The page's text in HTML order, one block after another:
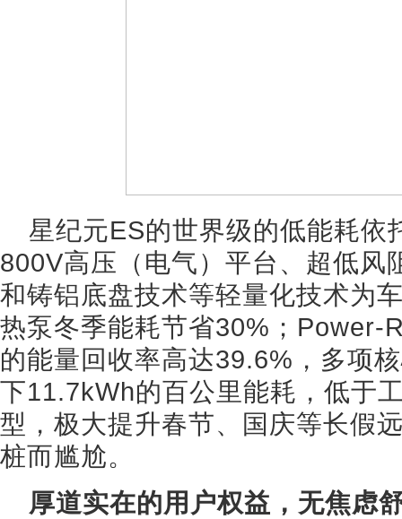
星纪元ES的世界级的低能耗依
800V高压（电气）平台、超低风
和铸铝底盘技术等轻量化技术为
热泵冬季能耗节省30%；Power-
的能量回收率高达39.6%，多项
下11.7kWh的百公里能耗，低于
型，极大提升春节、国庆等长假
桩而尴尬。
厚道实在的用户权益，无焦虑